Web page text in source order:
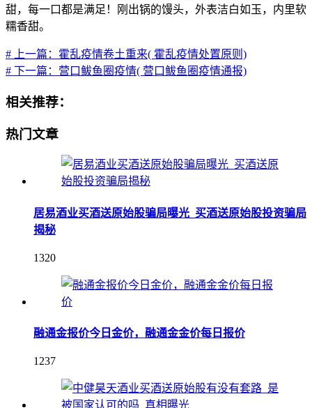
甜，每一口都是满足！刚出锅的馒头，外表洁白如玉，内里软
糯香甜。
# 上一篇：霍乱疫情卷土重来( 霍乱疫情处置原则)
# 下一篇：营口鲅鱼圈疫情( 营口鲅鱼圈疫情通报)
相关推荐：
热门文章
居易酒业买酒送原始股骗局曝光_买酒送原始股投资骗局
揭秘
1320
融通金报价今日金价，融通金金价每日报价
1237